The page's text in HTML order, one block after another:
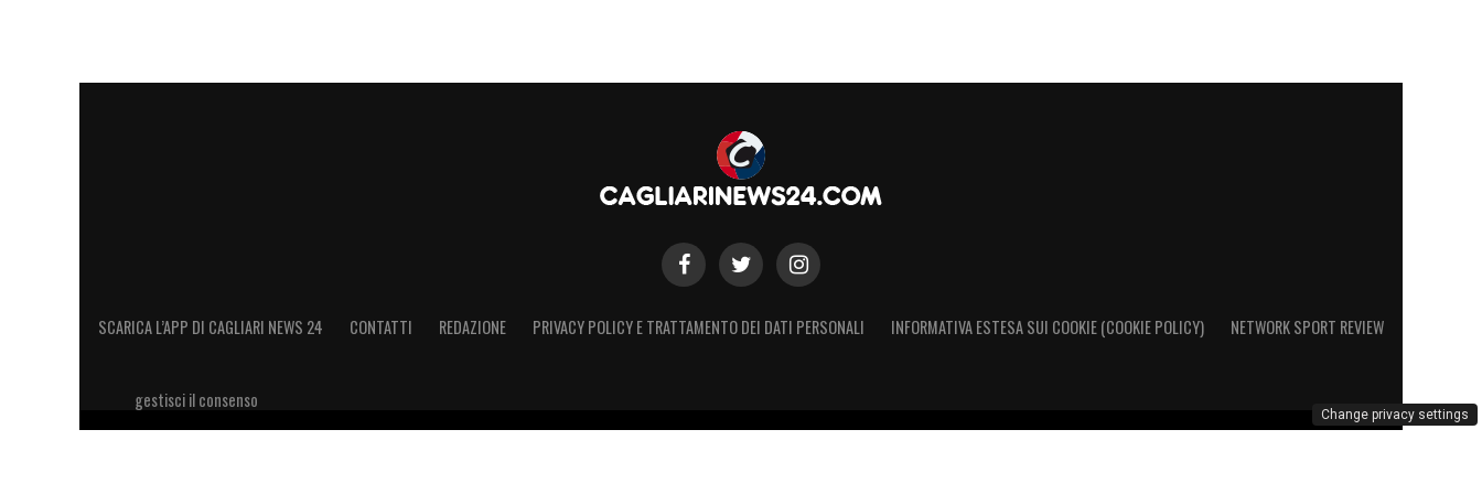
SCARICA L’APP DI CAGLIARI NEWS 24 CONTATTI REDAZIONE PRIVACY POLICY E TRATTAMENTO DEI DATI PERSONALI INFORMATIVA ESTESA SUI COOKIE (COOKIE POLICY) NETWORK SPORT REVIEW
gestisci il consenso
Change privacy settings